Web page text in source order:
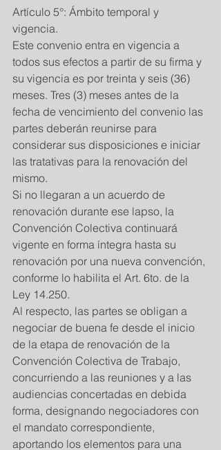
Artículo 5°: Ámbito temporal y
vigencia.
Este convenio entra en vigencia a
todos sus efectos a partir de su firma y
su vigencia es por treinta y seis (36)
meses. Tres (3) meses antes de la
fecha de vencimiento del convenio las
partes deberán reunirse para
considerar sus disposiciones e iniciar
las tratativas para la renovación del
mismo.
Si no llegaran a un acuerdo de
renovación durante ese lapso, la
Convención Colectiva continuará
vigente en forma íntegra hasta su
renovación por una nueva convención,
conforme lo habilita el Art. 6to. de la
Ley 14.250.
Al respecto, las partes se obligan a
negociar de buena fe desde el inicio
de la etapa de renovación de la
Convención Colectiva de Trabajo,
concurriendo a las reuniones y a las
audiencias concertadas en debida
forma, designando negociadores con
el mandato correspondiente,
aportando los elementos para una